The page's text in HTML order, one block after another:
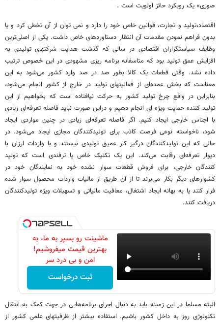
صوری» یک رویکرد حائز اولویت است .
اقتصاد،تولید و تجارت، قوانین خاص خود را دارد و نمی توان از آن تخطی کرد و یا
بدون فراهم نمودن مقدمات آن انتظار دستاوردهای خاص داشت. یکی از اصلی‌ترین
وظایف سیاستگزاران اقتصادی در سالی که گذشت هدایت شرکتهای تولیدی به
افزایش عمق تولید بود که متاسفانه برنامه ریزی مشهودی در این خصوص ترتیب
داده نشد. وقتی قطعات یک کالا بطور صد در صد وارد کشور می‌شود به این
معناست که بخش عمده‌ای از فعالیتهای تولید در خارج از کشور انجام می‌شود،
بنابراین در واقع چرخ تولید کشور به حرکت نیافتاده است که بخواهیم از این
تولید کننده حمایت ویژه ای انجام دهیم و دراین صورت نباید فاصله تعرفه‌ای زیادی
با اجناس خارجی ایجاد کنیم. اگر فاصله تعرفه‌ای زیادی در چنین مواردی ایجاد
شود، ناخواسته نوعی فرصت کاذب برای تولیدکنندگان مجازی ایجاد می‌شود. در
حالی که این تولیدکنندگان درگیر کار عمیق تولیدی نیستند و با واردات ارزان با
دیوار تعرفه‌ای رقابت می‌کند. این یک تکنیک خاص یا ترفندی است که تولید
کنندگان خارجی، برای فروش قطعات سوار نشده خود به نمایندگان خود در
کشوارهای دیگر بکار می‌برند تا از آن طریق از مالیات واردات محصول سوار شده
فرار کنند یا به بهانه ایجاد اشتغال، معافیت مالیاتی و تسهیلات ویژه تولیدکنندگان
دریافت کنند.
ماشینت رو بسپر به ما، به
بهترین قیمت میفروشیم!
امن و بی درد سر
ثبت درخواست
البته مسلما در این زمینه باید به دنبال اجرای برنامه‌هایی در جهت کمک به انتقال
تکنولوژی روز به داخل کشور باشیم. استفاده بیشتر از ظرفیتهای علمی کشور از